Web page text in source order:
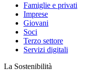
Famiglie e privati
Imprese
Giovani
Soci
Terzo settore
Servizi digitali
La Sostenibilità